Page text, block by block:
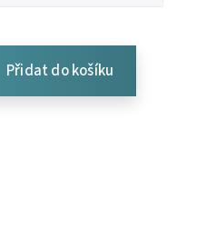
Přidat do košíku